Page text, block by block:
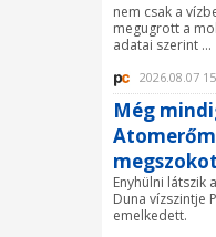
nem csak a
megugrott a
adatai szerint ...
2026.08.07
Még
Enyhülni látszik
Duna vízszintje
emelkedett.